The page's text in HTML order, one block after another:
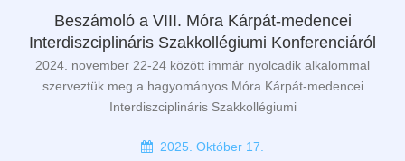
Beszámoló a VIII. Móra Kárpát-medencei
Interdiszciplináris Szakkollégiumi Konferenciáról
2024. november 22-24 között immár nyolcadik alkalommal
szerveztük meg a hagyományos Móra Kárpát-medencei
Interdiszciplináris Szakkollégiumi
2025. Október 17.